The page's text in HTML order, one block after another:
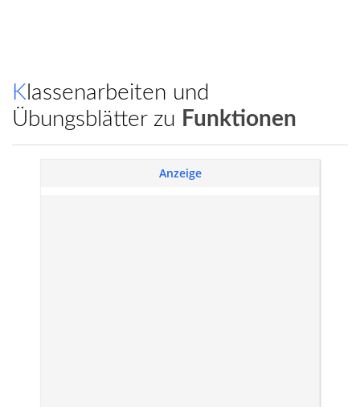
Klassenarbeiten und
Übungsblätter zu Funktionen
Anzeige